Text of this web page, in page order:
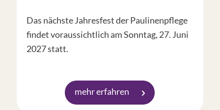
Das nächste Jahresfest der Paulinenpflege
findet voraussichtlich am Sonntag, 27. Juni
2027 statt.
mehr erfahren